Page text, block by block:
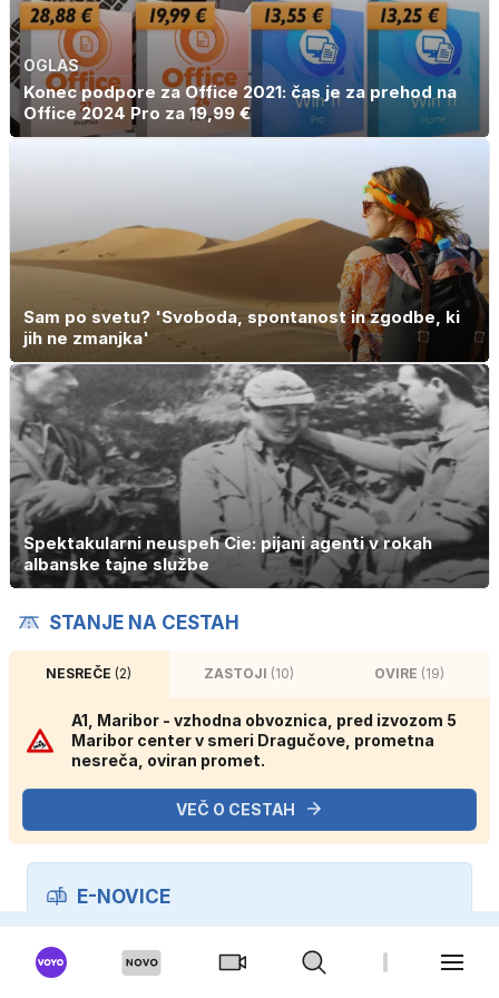
OGLAS
Konec podpore za Office 2021: čas je za prehod na
Office 2024 Pro za 19,99 €
Sam po svetu? 'Svoboda, spontanost in zgodbe, ki
jih ne zmanjka'
Spektakularni neuspeh Cie: pijani agenti v rokah
albanske tajne službe
STANJE NA CESTAH
NESREČE(2) ZASTOJI (10) OVIRE (19)
A1, Maribor - vzhodna obvoznica, pred izvozom 5
Maribor center v smeri Dragučove, prometna
nesreča, oviran promet.
VEČ O CESTAH
E-NOVICE